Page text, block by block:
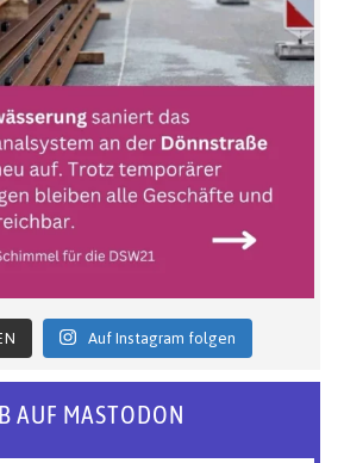
Auf Instagram folgen
AUF MASTODON